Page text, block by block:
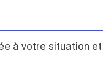
à votre situation